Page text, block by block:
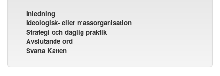
Inledning
Ideologisk- eller massorganisation
Strategi och daglig praktik
Avslutande ord
Svarta Katten